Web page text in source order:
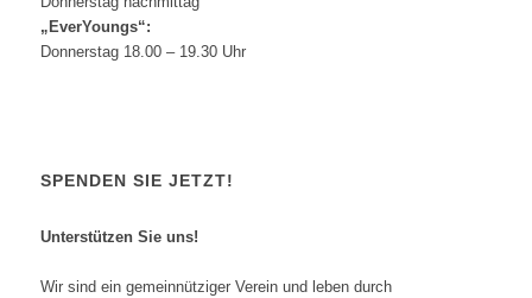
„EverYoungs“:
Donnerstag 18.00 – 19.30 Uhr
SPENDEN SIE JETZT!
Unterstützen Sie uns!
Wir sind ein gemeinnütziger Verein und leben durch